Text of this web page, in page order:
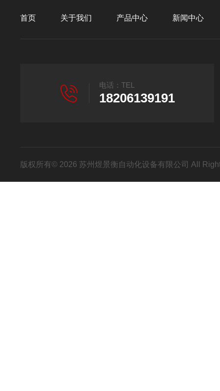
首页 关于我们 产品中心 新闻中心
电话：TEL
18206139191
版权所有© 2026 苏州煜景衡自动化设备有限公司 All